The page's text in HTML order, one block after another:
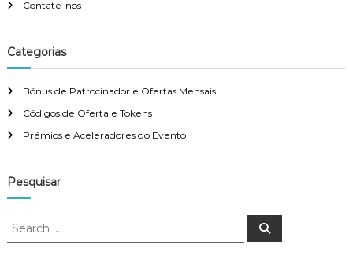
Contate-nos
Categorias
Bónus de Patrocinador e Ofertas Mensais
Códigos de Oferta e Tokens
Prémios e Aceleradores do Evento
Pesquisar
S
S